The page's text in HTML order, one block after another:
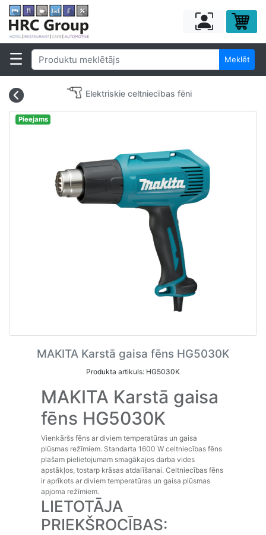
Meklēt
Elektriskie celtniecības fēni
Pieejams
MAKITA Karstā gaisa fēns HG5030K
Produkta artikuls: HG5030K
MAKITA Karstā gaisa
fēns HG5030K
Vienkāršs fēns ar diviem temperatūras un gaisa
plūsmas režīmiem. Standarta 1600 W celtniecības fēns
plašam pielietojumam smagākajos darba vides
apstākļos, tostarp krāsas atdalīšanai. Celtniecības fēns
ir aprīkots ar diviem temperatūras un gaisa plūsmas
apjoma režīmiem.
LIETOTĀJA
PRIEKŠROCĪBAS: